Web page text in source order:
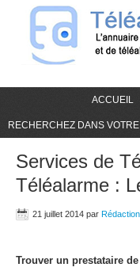
ACCUEIL
RECHERCHEZ DANS
Services de
Téléalarme :
21 juillet 2014 par Rédaction
Trouver un prestataire